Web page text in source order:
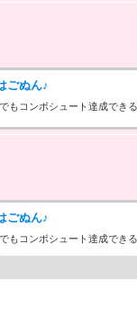
ごぬん♪
もコンボシュート達成でき
ごぬん♪
もコンボシュート達成でき